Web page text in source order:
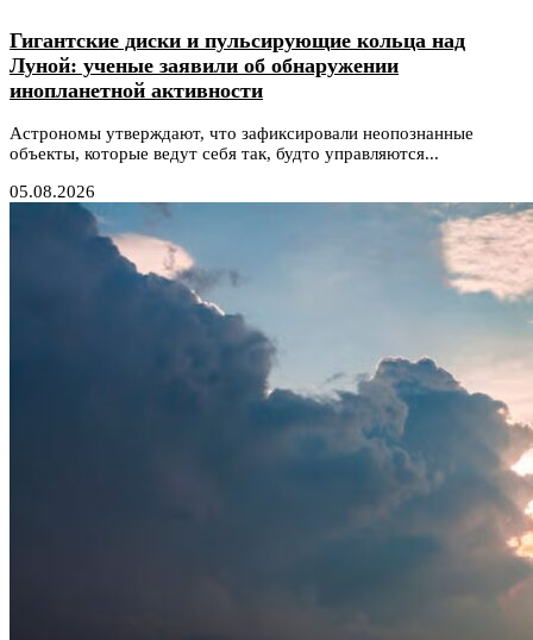
Гигантские диски и пульсирующие кольца над
Луной: ученые заявили об обнаружении
инопланетной активности
Астрономы утверждают, что зафиксировали неопознанные
объекты, которые ведут себя так, будто управляются...
05.08.2026